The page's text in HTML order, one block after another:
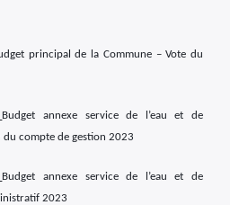
principal de la Commune – Vote du
Budget annexe service de l’eau et de
du compte de gestion 2023
Budget annexe service de l’eau et de
2023
×